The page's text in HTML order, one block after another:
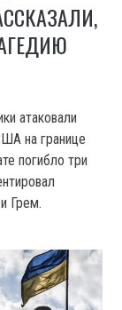
атаковали
на границе
погибло три
Грем.